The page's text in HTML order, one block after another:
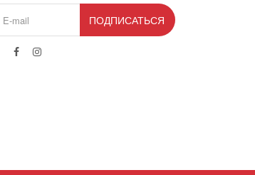
ПОДПИСАТЬСЯ